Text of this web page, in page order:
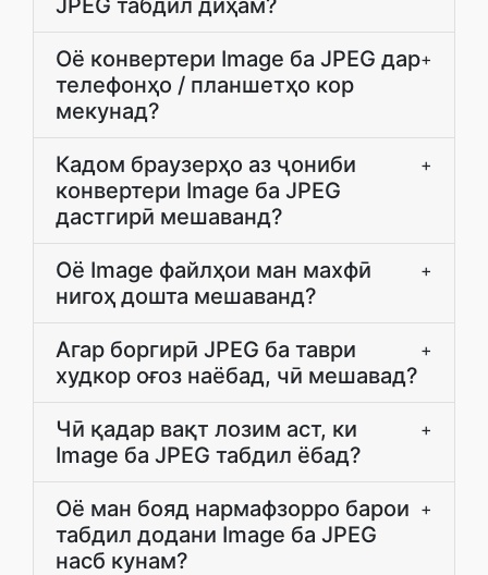
JPEG табдил диҳам?
Оё конвертери Image ба JPEG дар
телефонҳо / планшетҳо кор
мекунад?
+
Кадом браузерҳо аз ҷониби
конвертери Image ба JPEG
дастгирӣ мешаванд?
+
Оё Image файлҳои ман махфӣ
нигоҳ дошта мешаванд?
+
Агар боргирӣ JPEG ба таври
худкор оғоз наёбад, чӣ мешавад?
+
Чӣ қадар вақт лозим аст, ки
Image ба JPEG табдил ёбад?
+
Оё ман бояд нармафзорро барои
табдил додани Image ба JPEG
насб кунам?
+